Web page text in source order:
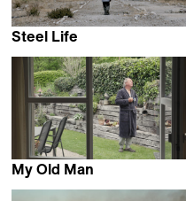
Steel Life
My Old Man